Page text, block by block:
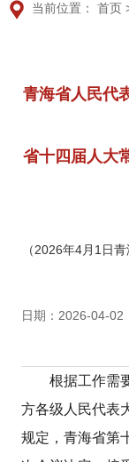
当前位置：首页
青海省人民代
省十四届人大
（2026年4月1日
日期：2026-04-02
根据工作需
方各级人民代表
规定，青海省第